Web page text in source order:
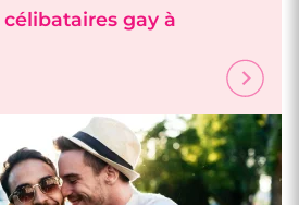
gay à Lille
gay à